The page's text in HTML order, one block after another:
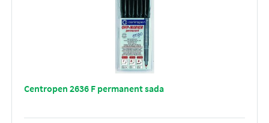
Centropen 2636 F permanent sada